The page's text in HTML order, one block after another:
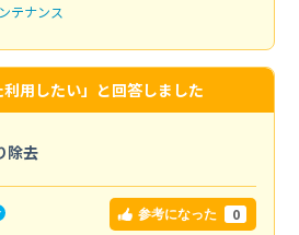
テナンス
利用したい」と回答しました
除去
参考になった 0